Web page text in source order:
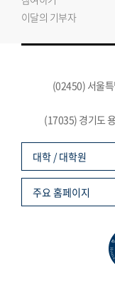
이달의 기부자
(02450) 서울
(17035) 경기도
대학 / 대학원
주요 홈페이지